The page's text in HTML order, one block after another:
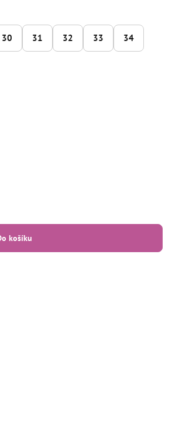
30 31 32 33 34
košíku